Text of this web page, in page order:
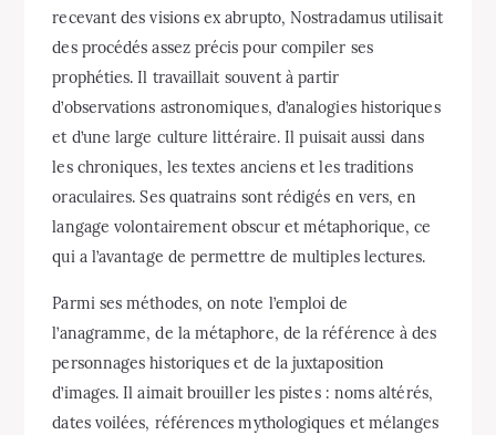
recevant des visions ex abrupto, Nostradamus utilisait
des procédés assez précis pour compiler ses
prophéties. Il travaillait souvent à partir
d’observations astronomiques, d’analogies historiques
et d’une large culture littéraire. Il puisait aussi dans
les chroniques, les textes anciens et les traditions
oraculaires. Ses quatrains sont rédigés en vers, en
langage volontairement obscur et métaphorique, ce
qui a l’avantage de permettre de multiples lectures.
Parmi ses méthodes, on note l’emploi de
l’anagramme, de la métaphore, de la référence à des
personnages historiques et de la juxtaposition
d’images. Il aimait brouiller les pistes : noms altérés,
dates voilées, références mythologiques et mélanges